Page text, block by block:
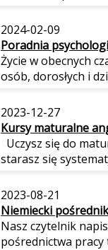
2024-02-09
Poradnia
Życie w obecnych
osób, dorosłych i
2023-12-27
Kursy maturalne
Uczysz się do
starasz się
2023-08-21
Niemiecki
Nasz czytelnik
pośrednictwa pracy